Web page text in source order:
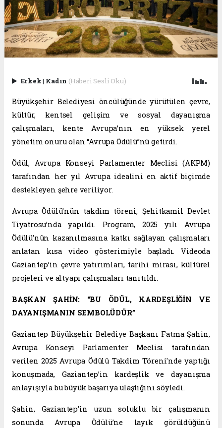
Erkek| Kadın (Haberi Sesli Oku)
Büyükşehir Belediyesi öncülüğünde yürütülen çevre,
kültür, kentsel gelişim ve sosyal dayanışma
çalışmaları, kente Avrupa’nın en yüksek yerel
yönetim onuru olan “Avrupa Ödülü”nü getirdi.
Ödül, Avrupa Konseyi Parlamenter Meclisi (AKPM)
tarafından her yıl Avrupa idealini en aktif biçimde
destekleyen şehre veriliyor.
Avrupa Ödülü’nün takdim töreni, Şehitkamil Devlet
Tiyatrosu’nda yapıldı. Program, 2025 yılı Avrupa
Ödülü’nün kazanılmasına katkı sağlayan çalışmaları
anlatan kısa video gösterimiyle başladı. Videoda
Gaziantep’in çevre yatırımları, tarihi mirası, kültürel
projeleri ve altyapı çalışmaları tanıtıldı.
BAŞKAN ŞAHİN: “BU ÖDÜL, KARDEŞLİĞİN VE
DAYANIŞMANIN SEMBOLÜDÜR”
Gaziantep Büyükşehir Belediye Başkanı Fatma Şahin,
Avrupa Konseyi Parlamenter Meclisi tarafından
verilen 2025 Avrupa Ödülü Takdim Töreni'nde yaptığı
konuşmada, Gaziantep’in kardeşlik ve dayanışma
anlayışıyla bu büyük başarıya ulaştığını söyledi.
Şahin, Gaziantep’in uzun soluklu bir çalışmanın
sonunda Avrupa Ödülü’ne layık görüldüğünü